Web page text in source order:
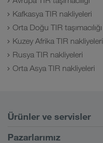
Kafkasya TIR nakliyeleri
Orta Doğu TIR taşımacılığı
Kuzey Afrika TIR nakliyeleri
Rusya TIR nakliyeleri
Orta Asya TIR nakliyeleri
Ürünler ve servisler
Kara taşımacılığı
Pazarlarımız